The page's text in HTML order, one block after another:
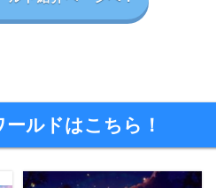
ルドはこちら！